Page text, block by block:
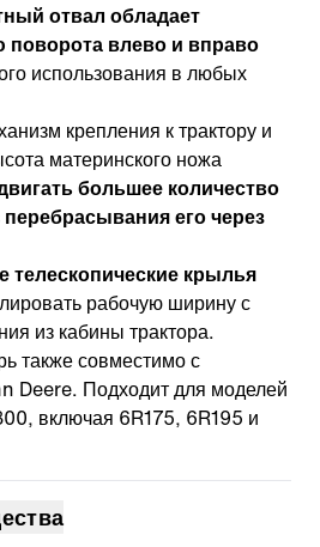
отвал обладает
влево и вправо
использования в любых
крепления к трактору и
материнского ножа
большее количество
его через
телескопические крылья
рабочую ширину с
из кабины трактора.
также совместимо с
Deere. Подходит для моделей
включая 6R175, 6R195 и